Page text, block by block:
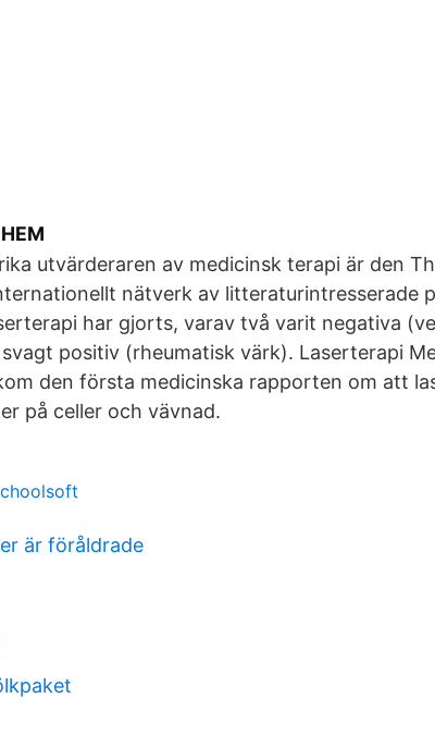
utvärderaren av medicinsk terapi är den
nätverk av litteraturintresserade
har gjorts, varav två varit negativa
positiv (rheumatisk värk). Laserterapi
den första medicinska rapporten om att
på celler och vävnad.
är föråldrade